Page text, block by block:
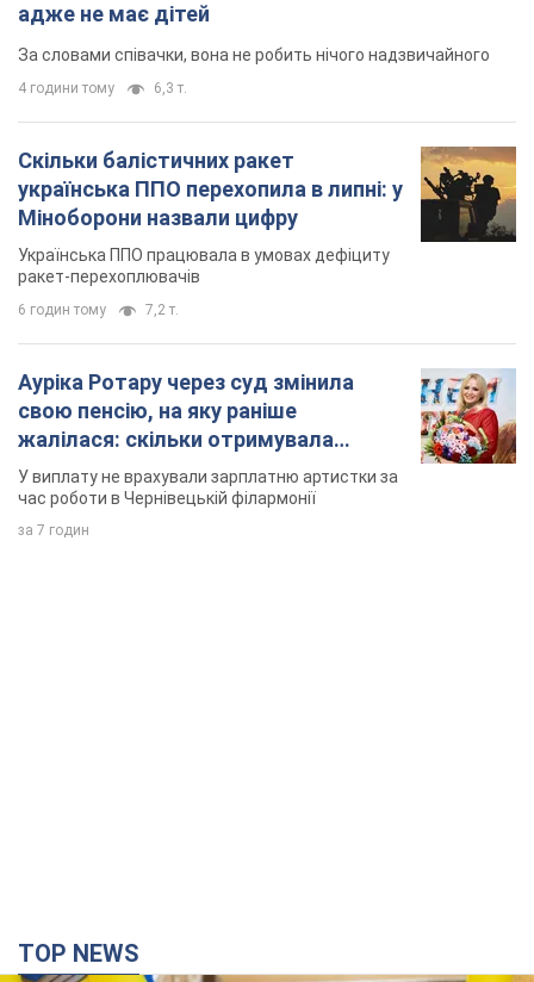
адже не має дітей
За словами співачки, вона не робить нічого надзвичайного
4 години тому 6,3 т.
Скільки балістичних ракет
українська ППО перехопила в липні: у
Міноборони назвали цифру
Українська ППО працювала в умовах дефіциту
ракет-перехоплювачів
6 годин тому 7,2 т.
Ауріка Ротару через суд змінила
свою пенсію, на яку раніше
жалілася: скільки отримувала
співачка
У виплату не врахували зарплатню артистки за
час роботи в Чернівецькій філармонії
за 7 годин
TOP NEWS